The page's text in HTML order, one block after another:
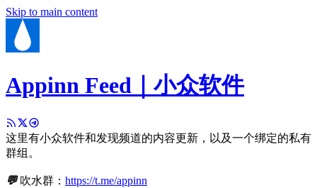
Skip to main content
Appinn Feed｜小众软件
这里有小众软件和发现频道的内容更新，以及一个绑定的私有
群组。
💬吹水群： https://t.me/appinn